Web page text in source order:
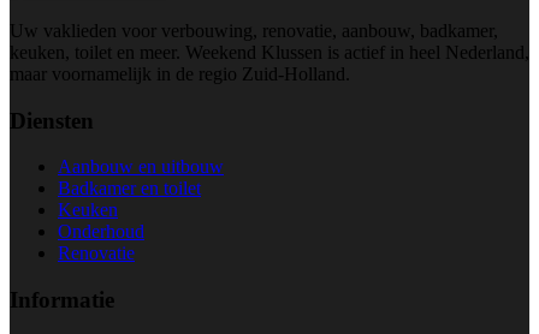
Uw vaklieden voor verbouwing, renovatie, aanbouw, badkamer,
keuken, toilet en meer. Weekend Klussen is actief in heel Nederland,
maar voornamelijk in de regio Zuid-Holland.
Diensten
Aanbouw en uitbouw
Badkamer en toilet
Keuken
Onderhoud
Renovatie
Informatie